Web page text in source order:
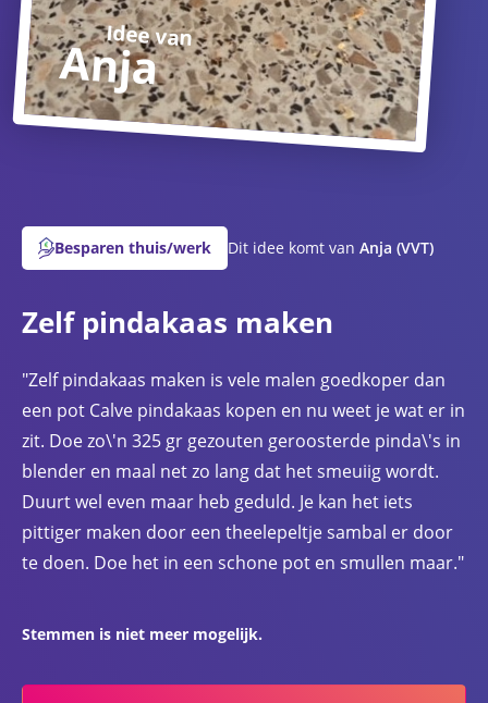
Besparen thuis/werk Dit idee komt van Anja (VVT)
Zelf pindakaas maken
"Zelf pindakaas maken is vele malen goedkoper dan
een pot Calve pindakaas kopen en nu weet je wat er in
zit. Doe zo\'n 325 gr gezouten geroosterde pinda\'s in
blender en maal net zo lang dat het smeuiig wordt.
Duurt wel even maar heb geduld. Je kan het iets
pittiger maken door een theelepeltje sambal er door
te doen. Doe het in een schone pot en smullen maar."
Stemmen is niet meer mogelijk.
Idee van
Anja